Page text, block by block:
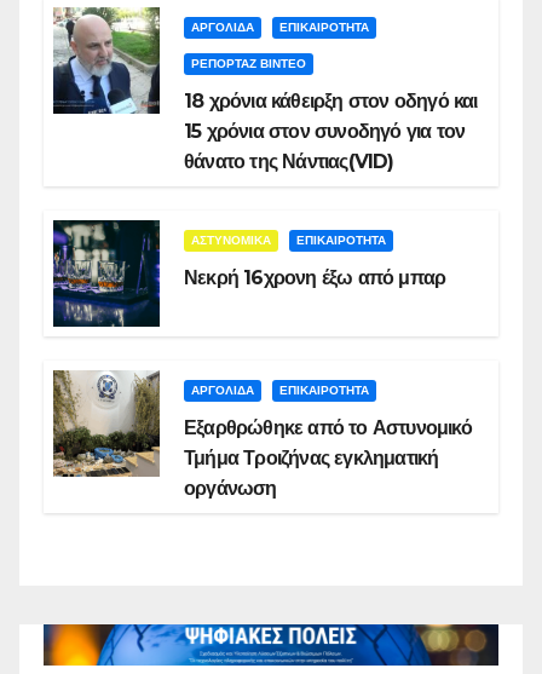
ΑΡΓΟΛΙΔΑ ΕΠΙΚΑΙΡΟΤΗΤΑ
ΡΕΠΟΡΤΑΖ ΒΙΝΤΕΟ
18 χρόνια κάθειρξη στον οδηγό και
15 χρόνια στον συνοδηγό για τον
θάνατο της Νάντιας(VID)
ΑΣΤΥΝΟΜΙΚΑ ΕΠΙΚΑΙΡΟΤΗΤΑ
Νεκρή 16χρονη έξω από μπαρ
ΑΡΓΟΛΙΔΑ ΕΠΙΚΑΙΡΟΤΗΤΑ
Εξαρθρώθηκε από το Αστυνομικό
Τμήμα Τροιζήνας εγκληματική
οργάνωση